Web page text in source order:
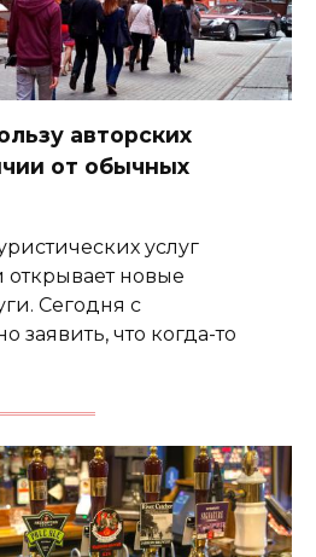
авторских
от обычных
услуг
открывает новые
Сегодня с
заявить, что когда-то